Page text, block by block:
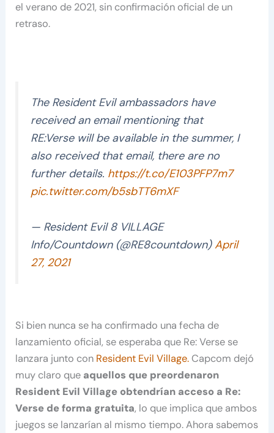
el verano de 2021, sin confirmación oficial de un
retraso.
The Resident Evil ambassadors have
received an email mentioning that
RE:Verse will be available in the summer, I
also received that email, there are no
further details. https://t.co/E103PFP7m7
pic.twitter.com/b5sbTT6mXF
— Resident Evil 8 VILLAGE
Info/Countdown (@RE8countdown)April
27, 2021
Si bien nunca se ha confirmado una fecha de
lanzamiento oficial, se esperaba que Re: Verse se
lanzara junto con Resident Evil Village.Capcom dejó
muy claro que aquellos que preordenaron
Resident Evil Village obtendrían acceso a Re:
Verse de forma gratuita, lo que implica que ambos
juegos se lanzarían al mismo tiempo. Ahora sabemos